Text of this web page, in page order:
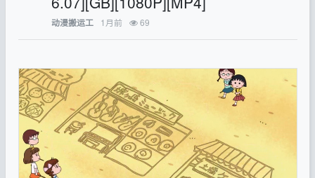
动漫搬运工 1月前 69